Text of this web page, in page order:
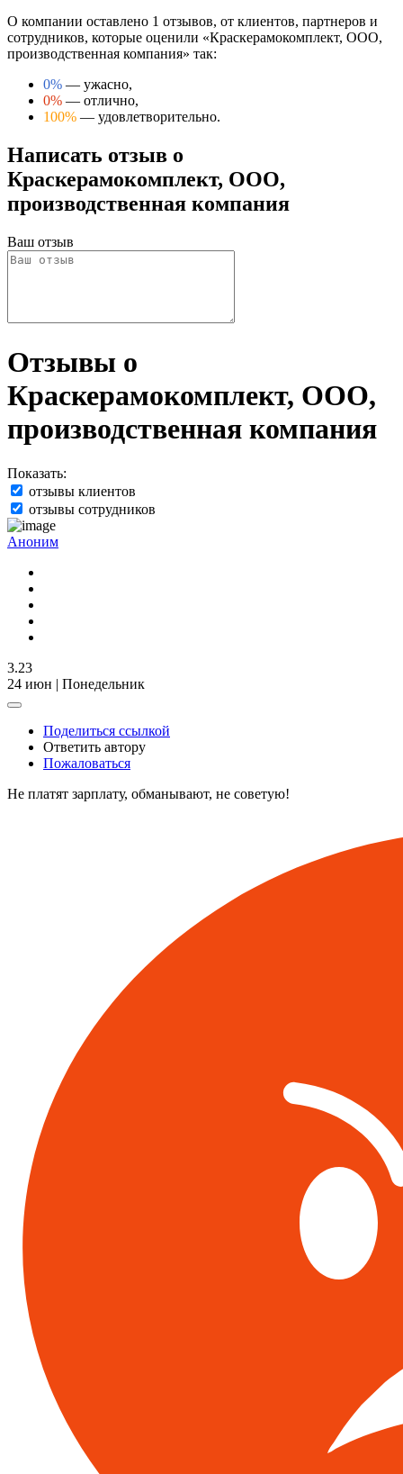
О компании оставлено 1 отзывов, от клиентов, партнеров и
сотрудников, которые оценили «Краскерамокомплект, ООО,
производственная компания» так:
0% — ужасно,
0% — отлично,
100% — удовлетворительно.
Написать отзыв о
Краскерамокомплект, ООО,
производственная компания
Ваш отзыв
Отзывы о
Краскерамокомплект, ООО,
производственная компания
Показать:
отзывы клиентов
отзывы сотрудников
Аноним
3.23
24 июн | Понедельник
Поделиться ссылкой
Ответить автору
Пожаловаться
Не платят зарплату, обманывают, не советую!